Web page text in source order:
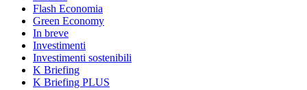
Flash Economia
Green Economy
In breve
Investimenti
Investimenti sostenibili
K Briefing
K Briefing PLUS